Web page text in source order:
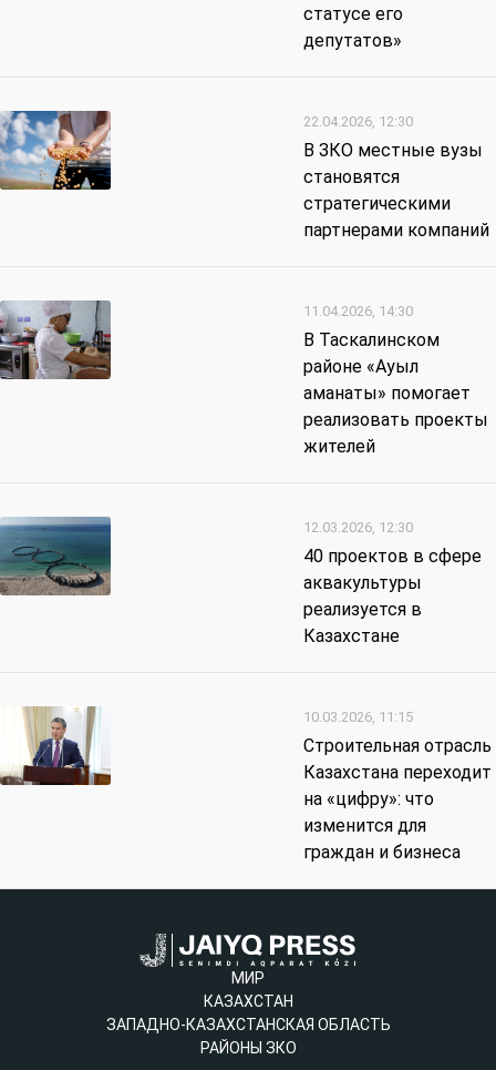
статусе его
депутатов»
22.04.2026, 12:30
В ЗКО местные вузы
становятся
стратегическими
партнерами компаний
11.04.2026, 14:30
В Таскалинском
районе «Ауыл
аманаты» помогает
реализовать проекты
жителей
12.03.2026, 12:30
40 проектов в сфере
аквакультуры
реализуется в
Казахстане
10.03.2026, 11:15
Строительная отрасль
Казахстана переходит
на «цифру»: что
изменится для
граждан и бизнеса
МИР
КАЗАХСТАН
ЗАПАДНО-КАЗАХСТАНСКАЯ ОБЛАСТЬ
РАЙОНЫ ЗКО